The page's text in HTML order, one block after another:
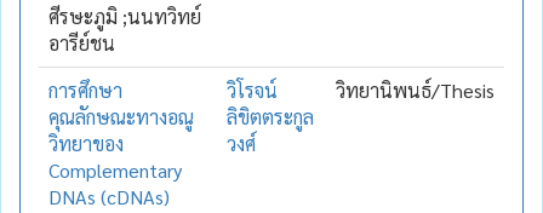
ศีรษะภูมิ ;นนทวิทย์
อารีย์ชน
การศึกษา
คุณลักษณะทางอณู
วิทยาของ
Complementary
DNAs (cDNAs)
วิโรจน์
ลิขิตตระกูล
วงศ์
วิทยานิพนธ์/Thesis